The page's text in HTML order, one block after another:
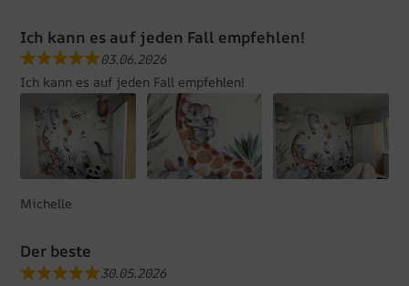
Ich kann es auf jeden Fall empfehlen!
03.06.2026
Ich kann es auf jeden Fall empfehlen!
Michelle
Der beste
30.05.2026